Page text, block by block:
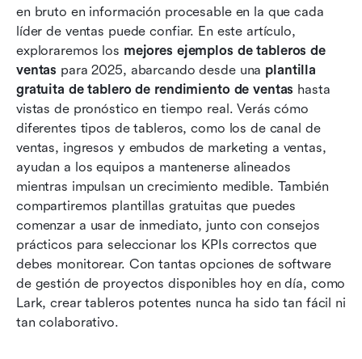
en bruto en información procesable en la que cada
líder de ventas puede confiar. En este artículo,
exploraremos los mejores ejemplos de tableros de
ventas para 2025, abarcando desde una plantilla
gratuita de tablero de rendimiento de ventas hasta
vistas de pronóstico en tiempo real. Verás cómo
diferentes tipos de tableros, como los de canal de
ventas, ingresos y embudos de marketing a ventas,
ayudan a los equipos a mantenerse alineados
mientras impulsan un crecimiento medible. También
compartiremos plantillas gratuitas que puedes
comenzar a usar de inmediato, junto con consejos
prácticos para seleccionar los KPIs correctos que
debes monitorear. Con tantas opciones de software
de gestión de proyectos disponibles hoy en día, como
Lark, crear tableros potentes nunca ha sido tan fácil ni
tan colaborativo.
comenzar
Cómo crear tu propio panel de ventas en Lark
Por qué Lark hace que los tableros sean
accionables
Conclusión
Preguntas frecuentes
Lecturas relacionadas